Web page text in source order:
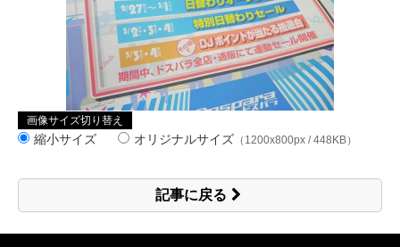
画像サイズ切り替え
縮小サイズ オリジナルサイズ （1200x800px / 448KB）
記事に戻る